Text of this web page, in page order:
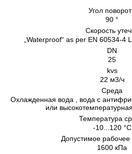
Угол
90 °
Скорость
„Waterproof“ as per EN 60534-4
DN
25
kvs
22 м3/ч
Среда
Охлажденная водa , водa с
или
Температура
-10...120 °C
Допустимое рабочее
1600 кПа